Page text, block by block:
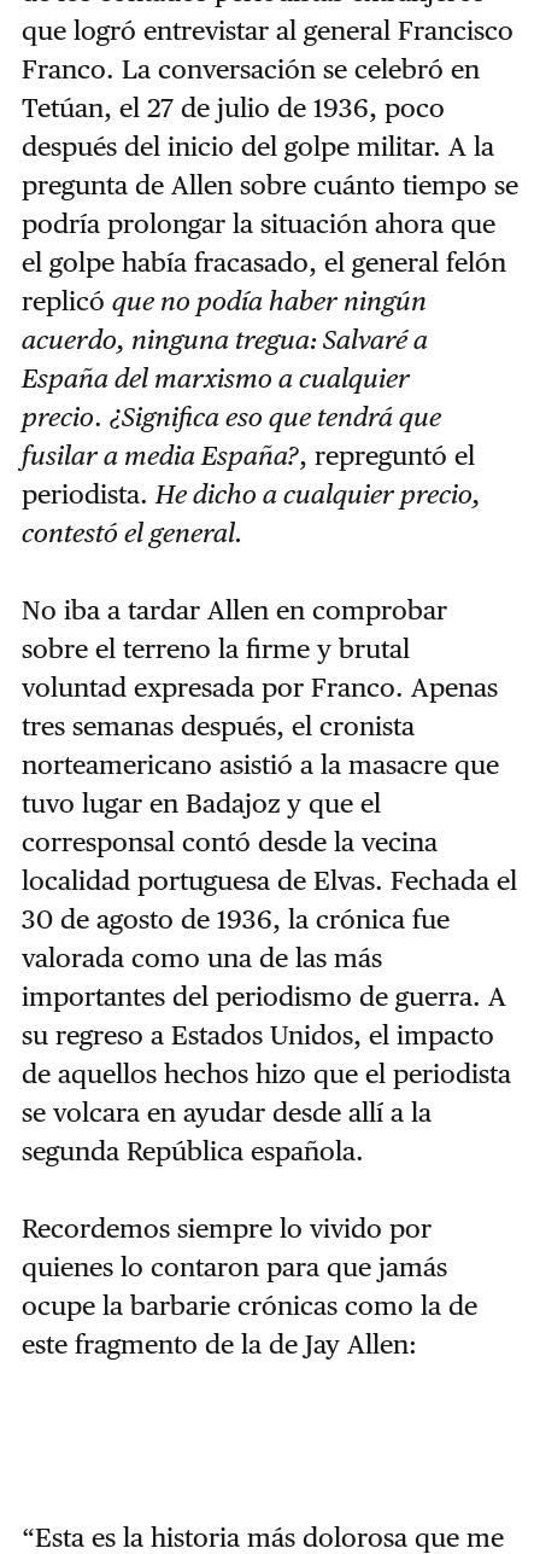
que logró entrevistar al general Francisco
Franco. La conversación se celebró en
Tetúan, el 27 de julio de 1936, poco
después del inicio del golpe militar. A la
pregunta de Allen sobre cuánto tiempo se
podría prolongar la situación ahora que
el golpe había fracasado, el general felón
replicó que no podía haber ningún
acuerdo, ninguna tregua: Salvaré a
España del marxismo a cualquier
precio. ¿Significa eso que tendrá que
fusilar a media España?, repreguntó el
periodista. He dicho a cualquier precio,
contestó el general.
No iba a tardar Allen en comprobar
sobre el terreno la firme y brutal
voluntad expresada por Franco. Apenas
tres semanas después, el cronista
norteamericano asistió a la masacre que
tuvo lugar en Badajoz y que el
corresponsal contó desde la vecina
localidad portuguesa de Elvas. Fechada el
30 de agosto de 1936, la crónica fue
valorada como una de las más
importantes del periodismo de guerra. A
su regreso a Estados Unidos, el impacto
de aquellos hechos hizo que el periodista
se volcara en ayudar desde allí a la
segunda República española.
Recordemos siempre lo vivido por
quienes lo contaron para que jamás
ocupe la barbarie crónicas como la de
este fragmento de la de Jay Allen:
“Esta es la historia más dolorosa que me